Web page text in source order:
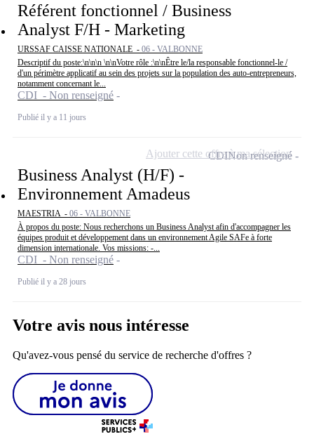
Référent fonctionnel / Business
Analyst F/H - Marketing
URSSAF CAISSE NATIONALE - 06 - VALBONNE
Descriptif du poste:\n\n\n \n\nVotre rôle :\n\nÊtre le/la responsable fonctionnel-le /
d'un périmètre applicatif au sein des projets sur la population des auto-entrepreneurs,
notamment concernant le...
CDI - Non renseigné
Publié il y a 11 jours
Business Analyst (H/F) -
Environnement Amadeus
MAESTRIA - 06 - VALBONNE
À propos du poste: Nous recherchons un Business Analyst afin d'accompagner les
équipes produit et développement dans un environnement Agile SAFe à forte
dimension internationale. Vos missions: -...
CDI - Non renseigné
Publié il y a 28 jours
CDINon renseigné
Ajouter cette offre à ma sélection
Votre avis nous intéresse
Qu'avez-vous pensé du service de recherche d'offres ?